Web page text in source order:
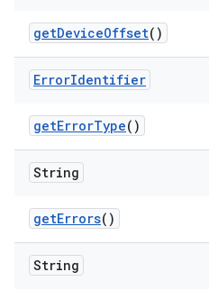
getDeviceOffset()
ErrorIdentifier
getErrorType()
String
getErrors()
String